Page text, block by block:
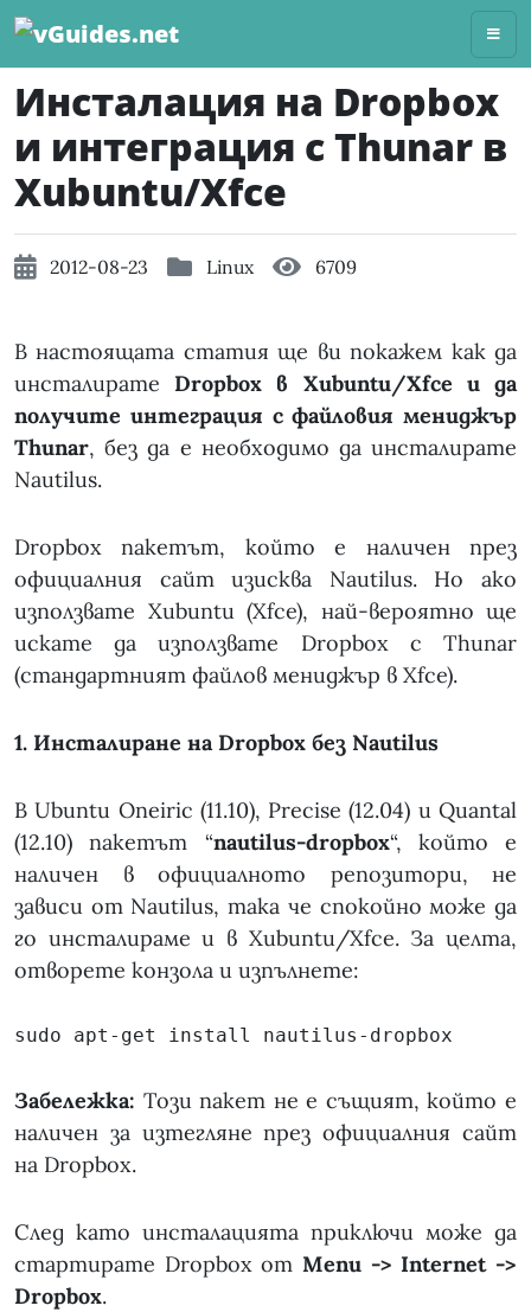
Skip
Инсталация на Dropbox
и интеграция с Thunar в
Xubuntu/Xfce
2012-08-23 Linux 6709
В настоящата статия ще ви покажем как да
инсталирате Dropbox в Xubuntu/Xfce и да
получите интеграция с файловия мениджър
Thunar, без да е необходимо да инсталирате
Nautilus.
Dropbox пакетът, който е наличен през
официалния сайт изисква Nautilus. Но ако
използвате Xubuntu (Xfce), най-вероятно ще
искате да използвате Dropbox с Thunar
(стандартният файлов мениджър в Xfce).
1. Инсталиране на Dropbox без Nautilus
В Ubuntu Oneiric (11.10), Precise (12.04) и Quantal
(12.10) пакетът “nautilus-dropbox“, който е
наличен в официалното репозитори, не
зависи от Nautilus, така че спокойно може да
го инсталираме и в Xubuntu/Xfce. За целта,
отворете конзола и изпълнете:
sudo apt-get install nautilus-dropbox
Забележка: Този пакет не е същият, който е
наличен за изтегляне през официалния сайт
на Dropbox.
След като инсталацията приключи може да
стартирате Dropbox от Menu -> Internet ->
Dropbox.